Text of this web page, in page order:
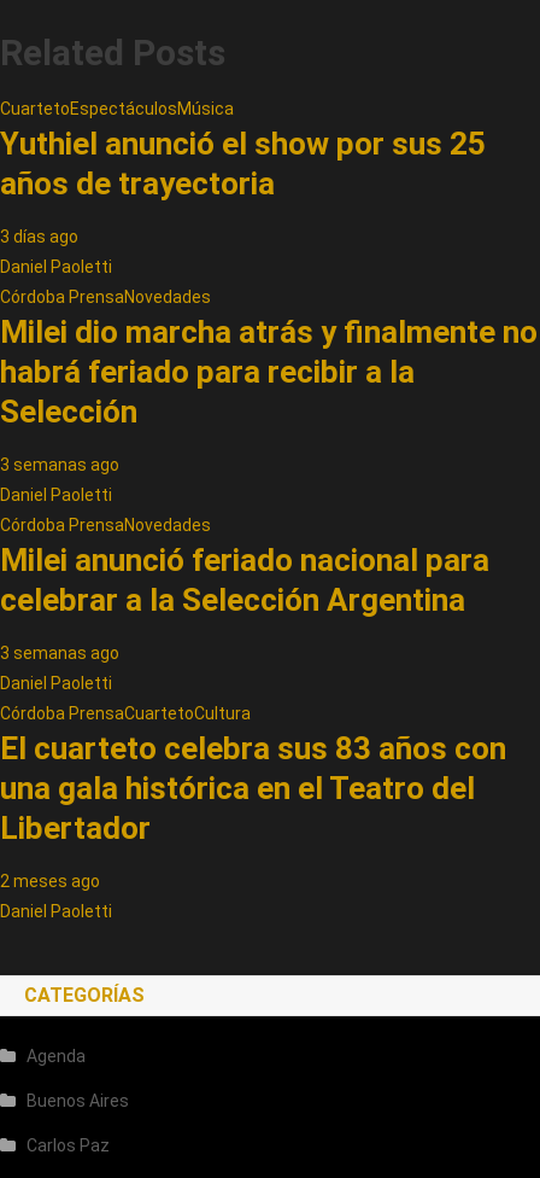
Related Posts
CuartetoEspectáculosMúsica
Yuthiel anunció el show por sus 25
años de trayectoria
3 días ago
Daniel Paoletti
Córdoba PrensaNovedades
Milei dio marcha atrás y finalmente no
habrá feriado para recibir a la
Selección
3 semanas ago
Daniel Paoletti
Córdoba PrensaNovedades
Milei anunció feriado nacional para
celebrar a la Selección Argentina
3 semanas ago
Daniel Paoletti
Córdoba PrensaCuartetoCultura
El cuarteto celebra sus 83 años con
una gala histórica en el Teatro del
Libertador
2 meses ago
Daniel Paoletti
CATEGORÍAS
Agenda
Buenos Aires
Carlos Paz